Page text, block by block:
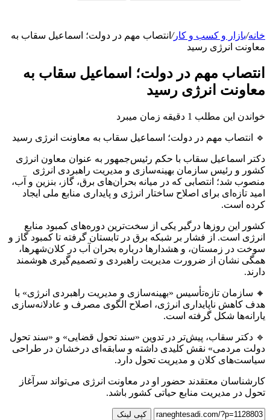
خانه/بازار و کسب و کار/ انتصاب مهم در دولت؛ اسماعیل سقاب به
معاونت انرژی رسید
انتصاب مهم در دولت؛ اسماعیل سقاب به
معاونت انرژی رسید
خواندن این مطلب 1 دقیقه زمان میبرد
🔹 انتصاب مهم در دولت؛ اسماعیل سقاب به معاونت انرژی رسید
دکتر اسماعیل سقاب با حکم رئیس‌جمهور به عنوان معاون انرژی
کشور و رئیس سازمان بهینه‌سازی و مدیریت راهبردی انرژی
منصوب شد؛ انتصابی که در میانه بحران‌های برق، گاز، بنزین و آب،
امید تازه‌ای برای اصلاح ساختار انرژی و پایداری منابع ملی ایجاد
کرده است.
کشور این روزها درگیر یکی از سخت‌ترین دوره‌های کمبود منابع
انرژی است. از فشار بر شبکه برق در تابستان گرفته تا کمبود گاز و
سوخت در زمستان، و هشدارها درباره بحران آب در کلان‌شهرها،
همگی نشان از ضرورت مدیریت راهبردی و تصمیم‌گیری هوشمند
دارند.
🔸 سازمان تازه‌تأسیس «بهینه‌سازی و مدیریت راهبردی انرژی» با
هدف کاهش ناپایداری انرژی، اصلاح الگوی مصرف و عادلانه‌سازی
یارانه‌ها شکل گرفته است.
🔹 دکتر سقاب، پیش‌تر در تدوین «سند تحول قضایی» و «سند تحول
دولت مردمی» نقش کلیدی داشته و سابقه‌ای درخشان در طراحی
سیاست‌های کلان و مدیریت تحول دارد.
کارشناسان معتقدند حضور او در معاونت انرژی می‌تواند سرآغاز
تحول در مدیریت منابع حیاتی کشور باشد.
کپی لینک